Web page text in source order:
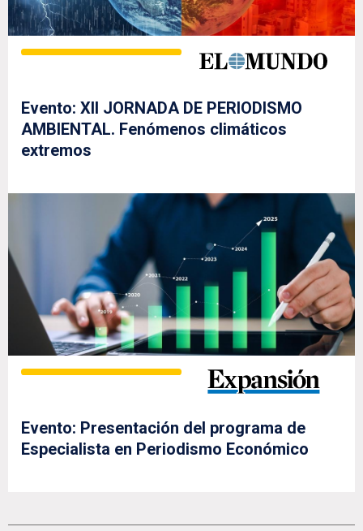
Evento: XII JORNADA DE PERIODISMO
AMBIENTAL. Fenómenos climáticos
extremos
Evento: Presentación del programa de
Especialista en Periodismo Económico